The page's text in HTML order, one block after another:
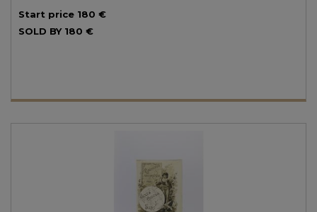
Start price 180 €
SOLD BY 180 €